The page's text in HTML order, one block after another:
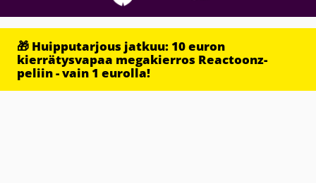
🎁 Huipputarjous jatkuu: 10 euron
kierrätysvapaa megakierros Reactoonz-
peliin - vain 1 eurolla!